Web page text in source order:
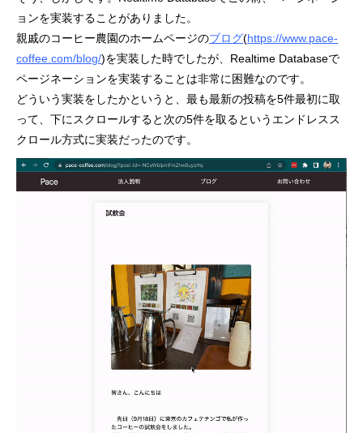
ョンを実装することがありました。
親戚のコーヒー農園のホームページのブログ(https://www.pace-
coffee.com/blog/)を実装した時でしたが、Realtime Databaseで
ページネーションを実装することは非常に困難なのです。
どういう実装をしたかというと、最も最新の投稿を5件最初に取
って、下にスクロールすると次の5件を取るというエンドレスス
クロール方式に実装だったのです。